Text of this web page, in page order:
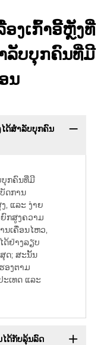
ອງເກົ້າອີ້ຫຼັງທີ່
ລັບບຸກຄົນທີ່ມີ
ນ
ດ້ສຳລັບບຸກຄົນ
ບຸກຄົນທີ່ມີ
ດການ
, ແລະ ງ່າຍ
ກສູງຄວາມ
ນເຄື່ອນໄຫວ,
ດ້ຢ່າງລຽບ
ດ; ສະນັ້ນ
ອງຕາມ
ເທດ ແລະ
ດ້ກັບລຸ້ນລົດ